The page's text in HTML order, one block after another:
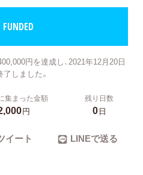
FUNDED
円を達成し、2021年12月20日
しました。
集まった金額
円
残り日数
0日
イート LINEで送る